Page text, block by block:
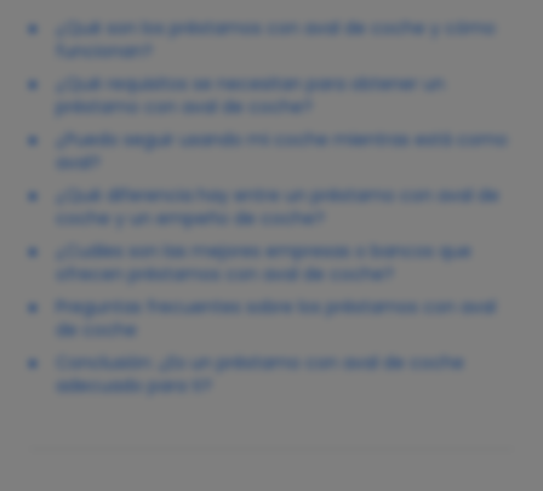
¿Qué son los préstamos con aval de coche y cómo
funcionan?
¿Qué requisitos se necesitan para obtener un
préstamo con aval de coche?
¿Puedo seguir usando mi coche mientras está como
aval?
¿Qué diferencia hay entre un préstamo con aval de
coche y un empeño de coche?
¿Cuáles son las mejores empresas o bancos que
ofrecen préstamos con aval de coche?
Preguntas frecuentes sobre los préstamos con aval
de coche
Conclusión: ¿Es un préstamo con aval de coche
adecuado para ti?